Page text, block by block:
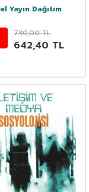
Yayın Dağıtım
730,00TL
642,40 TL